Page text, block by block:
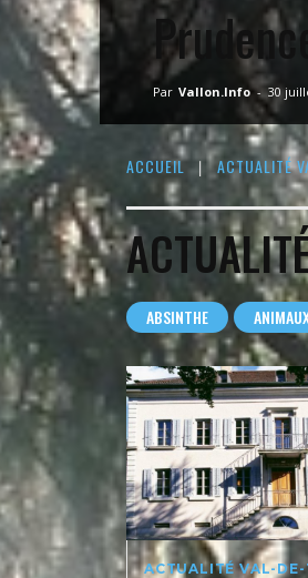
Par Vallon.Info - 30
ACCUEIL ACTUALITÉ
ABSINTHE
ACTUALITÉ VAL-DE-